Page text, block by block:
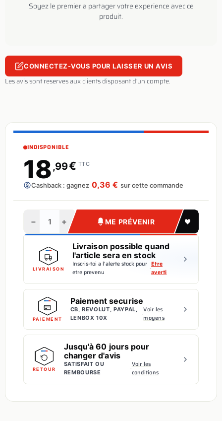
Soyez le premier a partager votre experience avec ce
produit.
CONNECTEZ-VOUS POUR LAISSER UN AVIS
Les avis sont reserves aux clients disposant d'un compte.
INDISPONIBLE
18,99€ TTC
Cashback : gagnez 0,36 € sur cette commande
− + ME PRÉVENIR
LIVRAISON
Livraison possible quand
l'article sera en stock
Inscris-toi a l'alerte stock pour
etre prevenu
·Etre
averti
PAIEMENT
Paiement securise
CB, REVOLUT, PAYPAL,
LENBOX 10X
·Voir les
moyens
RETOUR
Jusqu'à 60 jours pour
changer d'avis
SATISFAIT OU
REMBOURSE
·Voir les
conditions